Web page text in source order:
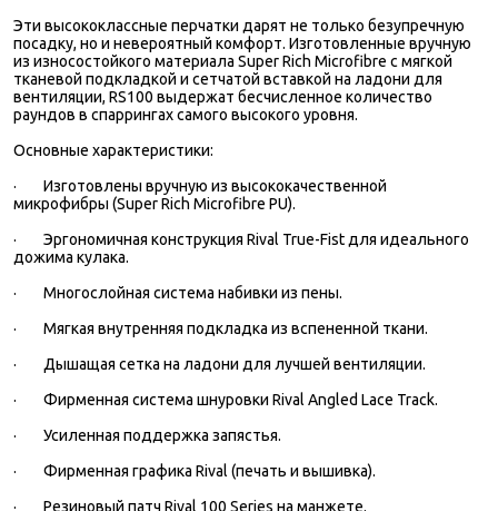
Эти высококлассные перчатки дарят не только безупречную
посадку, но и невероятный комфорт. Изготовленные вручную
из износостойкого материала Super Rich Microfibre с мягкой
тканевой подкладкой и сетчатой вставкой на ладони для
вентиляции, RS100 выдержат бесчисленное количество
раундов в спаррингах самого высокого уровня.
Основные характеристики:
· Изготовлены вручную из высококачественной
микрофибры (Super Rich Microfibre PU).
· Эргономичная конструкция Rival True-Fist для идеального
дожима кулака.
· Многослойная система набивки из пены.
· Мягкая внутренняя подкладка из вспененной ткани.
· Дышащая сетка на ладони для лучшей вентиляции.
· Фирменная система шнуровки Rival Angled Lace Track.
· Усиленная поддержка запястья.
· Фирменная графика Rival (печать и вышивка).
· Резиновый патч Rival 100 Series на манжете.